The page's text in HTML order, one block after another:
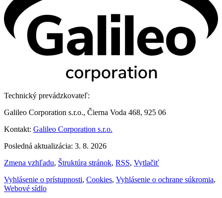
Technický prevádzkovateľ:
Galileo Corporation s.r.o., Čierna Voda 468, 925 06
Kontakt: Galileo Corporation s.r.o.
Posledná aktualizácia: 3. 8. 2026
Zmena vzhľadu, Štruktúra stránok, RSS, Vytlačiť
Vyhlásenie o prístupnosti, Cookies, Vyhlásenie o ochrane súkromia,
Webové sídlo